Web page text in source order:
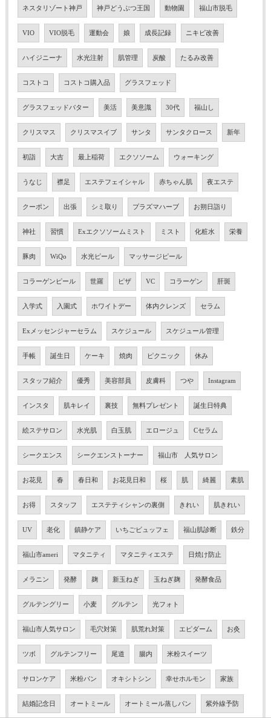
ネスタリゾート神戸 神戸どうぶつ王国 動物園 福山市脱毛
VIO VIO脱毛 運動会 娘 成長記録 ニキビ改善
ハイジニーナ 水光注射 肌管理 炭酸 たるみ改善
コストコ コストコ購入品 グラスフェッド
グラスフェッドバター 美活 美意識 30代 福山し
クリスマス クリスマスイブ サンタ サンタクロース 新年
初詣 大吉 最上稲荷 エクソソーム ウォーキング
うなじ 襟足 エステフェイシャル 赤ちゃん肌 夜エステ
クーポン 出張 シミ取り プラズマハーブ お朔日詣り
神社 習慣 Exエクソソームミスト ミスト 化粧水 栄養
豚肉 WiQo 水光ピール マッサージピール
コラーゲンピール 世羅 ピザ VC コラーゲン 肝斑
入学式 入園式 ホワイトデー 体内クレンズ セラム
Exメッセンジャーセラム スケジュール スケジュール管理
手帳 誕生日 ケーキ 焼肉 ピクニック 休み
スタッフ紹介 優秀 美容部員 皮膚科 つや Instagram
インスタ 肌キレイ 裏技 無料プレゼント 誕生日特典
絵ステサロン 水光肌 白玉肌 エロージュ Cセラム
シークエンス シークエンストーナー 福山市 人気サロン
お花見 春 春日和 お花見日和 桜 肌 綺麗 素肌
お得 スタッフ エステティシャンの裏側 きれい 肌きれい
UV 老化 鎮静ケア いちごビュッフェ 福山肌診断 鉄分
福山市ameri マタニティ マタニティエステ 日焼け防止
メラニン 発酵 麹 新玉ねぎ 玉ねぎ麹 発酵食品
グルテングリー 小麦 グルテン 光フォト
福山市人気サロン 毛穴対策 肌荒れ対策 エピダーム お灸
ツボ グルテンフリー 尾道 腸内 米粉スイーツ
サロンケア 米粉パン オキシトシン 幸せホルモン 家族
結婚記念日 オートミール オートミール蒸しパン 紫外線予防